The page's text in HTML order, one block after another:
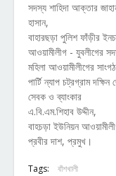
সদস্য শাহিদা আক্তার
হাসান,
বাহারছড়া পুলিশ ফাঁড়ীর
আওয়ামীলীগ - যুবলীগের
মহিলা আওয়ামীলীগের
পার্টি ন্যাপ চট্রগ্রাম
সেবক ও ব্যাংকার
এ.বি.এম.শিহাব উদ্দীন,
বাহচড়া ইউনিয়ন
প্রবীর দাশ, প্রমুখ।
Tags: বাঁশখালী